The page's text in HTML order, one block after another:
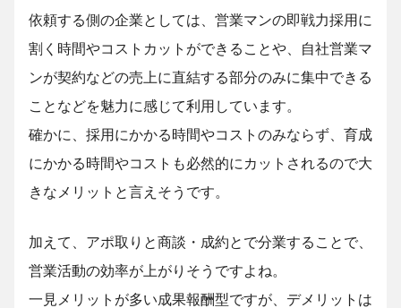
依頼する側の企業としては、営業マンの即戦力採用に
割く時間やコストカットができることや、自社営業マ
ンが契約などの売上に直結する部分のみに集中できる
ことなどを魅力に感じて利用しています。
確かに、採用にかかる時間やコストのみならず、育成
にかかる時間やコストも必然的にカットされるので大
きなメリットと言えそうです。
加えて、アポ取りと商談・成約とで分業することで、
営業活動の効率が上がりそうですよね。
一見メリットが多い成果報酬型ですが、デメリットは